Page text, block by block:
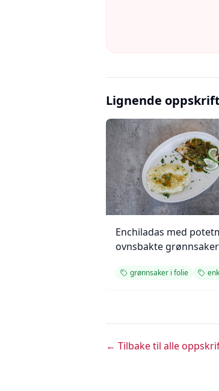
Lignende
Enchiladas med
ovnsbakte grønnsaker
grønnsaker i folie
← Tilbake til alle